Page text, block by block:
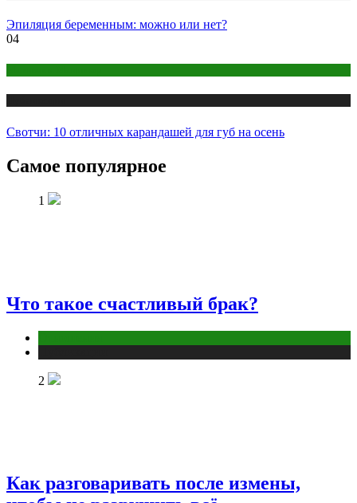
Эпиляция беременным: можно или нет?
04
Свотчи: 10 отличных карандашей для губ на осень
Самое популярное
1
Что такое счастливый брак?
2
Как разговаривать после измены,